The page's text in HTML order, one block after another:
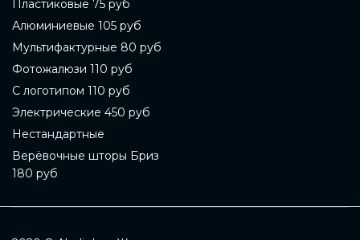
Пластиковые 75 руб
Алюминиевые 105 руб
Мультифактурные 80 руб
Фотожалюзи 110 руб
С логотипом 110 руб
Электрические 450 руб
Нестандартные
Верёвочные шторы Бриз
180 руб